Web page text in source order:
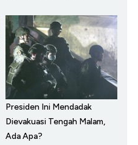
Presiden Ini Mendadak
Dievakuasi Tengah Malam,
Ada Apa?